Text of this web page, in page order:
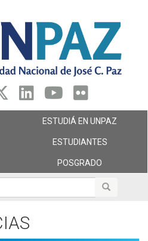
búsqueda
ESTUDIÁ EN UNPAZ
ESTUDIANTES
POSGRADO